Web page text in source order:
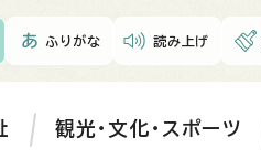
ふりがな 読み上げ
観光・文化・スポーツ